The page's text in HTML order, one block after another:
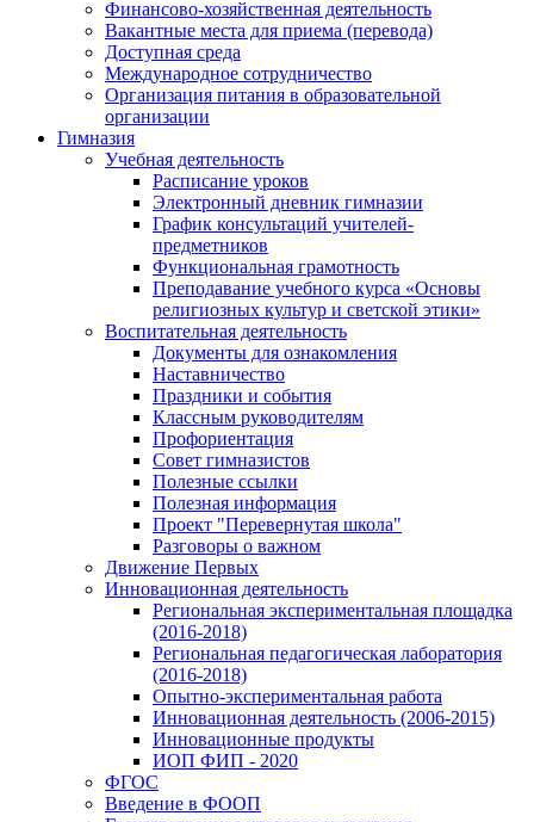
Финансово-хозяйственная деятельность
Вакантные места для приема (перевода)
Доступная среда
Международное сотрудничество
Организация питания в образовательной
организации
Гимназия
Учебная деятельность
Расписание уроков
Электронный дневник гимназии
График консультаций учителей-
предметников
Функциональная грамотность
Преподавание учебного курса «Основы
религиозных культур и светской этики»
Воспитательная деятельность
Документы для ознакомления
Наставничество
Праздники и события
Классным руководителям
Профориентация
Совет гимназистов
Полезные ссылки
Полезная информация
Проект "Перевернутая школа"
Разговоры о важном
Движение Первых
Инновационная деятельность
Региональная экспериментальная площадка
(2016-2018)
Региональная педагогическая лаборатория
(2016-2018)
Опытно-экспериментальная работа
Инновационная деятельность (2006-2015)
Инновационные продукты
ИОП ФИП - 2020
ФГОС
Введение в ФООП